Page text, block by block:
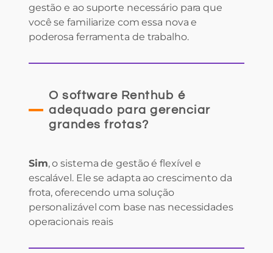
gestão e ao suporte necessário para que
você se familiarize com essa nova e
poderosa ferramenta de trabalho.
O software Renthub é
adequado para gerenciar
grandes frotas?
Sim, o sistema de gestão é flexível e
escalável. Ele se adapta ao crescimento da
frota, oferecendo uma solução
personalizável com base nas necessidades
operacionais reais